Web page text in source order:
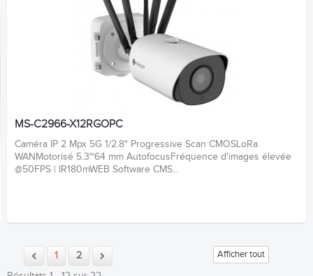
MS-C2966-X12RGOPC
Caméra IP 2 Mpx 5G 1/2.8" Progressive Scan CMOSLoRa
WANMotorisé 5.3~64 mm AutofocusFréquence d'images élevée
@50FPS | IR180mWEB Software CMS...
Afficher tout
1
2